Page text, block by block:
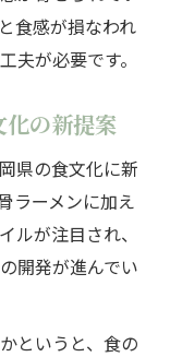
食感が損なわれ
夫が必要です。
の新提案
県の食文化に新
ラーメンに加え
ルが注目され、
開発が進んでい
というと、食の